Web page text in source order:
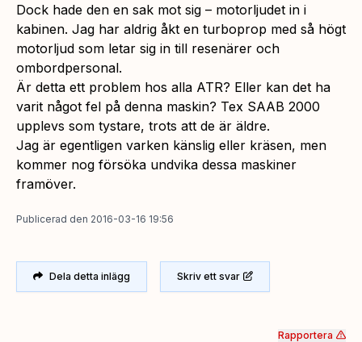
Dock hade den en sak mot sig – motorljudet in i
kabinen. Jag har aldrig åkt en turboprop med så högt
motorljud som letar sig in till resenärer och
ombordpersonal.
Är detta ett problem hos alla ATR? Eller kan det ha
varit något fel på denna maskin? Tex SAAB 2000
upplevs som tystare, trots att de är äldre.
Jag är egentligen varken känslig eller kräsen, men
kommer nog försöka undvika dessa maskiner
framöver.
Publicerad den 2016-03-16 19:56
Dela detta inlägg Skriv ett svar
Rapportera